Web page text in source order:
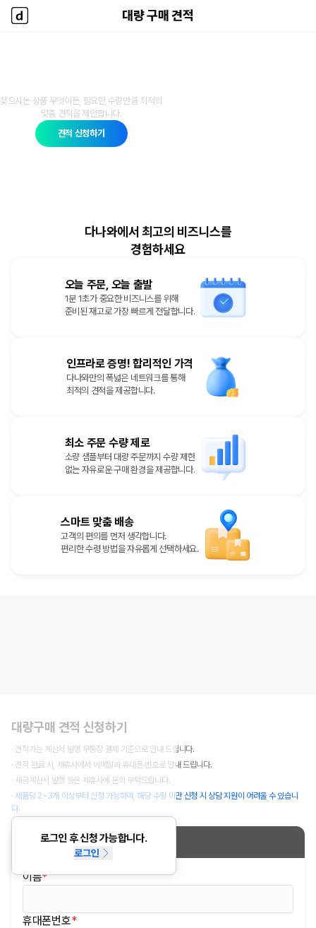
대량 구매 견적
다나와 홈
대량 구매 견적
찾으시는 상품 무엇이든, 필요한 수량만큼 최적의
맞춤 견적을 제안합니다.
견적 신청하기
다나와에서 최고의 비즈니스를
경험하세요
오늘 주문, 오늘 출발
1분 1초가 중요한 비즈니스를 위해
준비된 재고로 가장 빠르게 전달합니다.
인프라로 증명! 합리적인 가격
다나와만의 폭넓은 네트워크를 통해
최적의 견적을 제공합니다.
최소 주문 수량 제로
소량 샘플부터 대량 주문까지 수량 제한
없는 자유로운 구매 환경을 제공합니다.
스마트 맞춤 배송
고객의 편의를 먼저 생각합니다.
편리한 수령 방법을 자유롭게 선택하세요.
로그인 후 신청 가능합니다.
로그인
대량구매 견적 신청하기
· 견적가는 계산서 발행 무통장 결제 기준으로 안내 드립니다.
· 견적 완료 시, 제휴사에서 이메일과 휴대폰 번호로 안내 드립니다.
· 세금계산서 발행 등은 제휴사에 문의 부탁드립니다.
· 제품당 2~3개 이상부터 신청 가능하며, 해당 수량 미만 신청 시 상담 지원이 어려울 수 있습니
다.
신청정보
이름*
(필수)
휴대폰번호*